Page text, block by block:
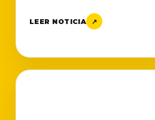
LEER NOTICIA ↗